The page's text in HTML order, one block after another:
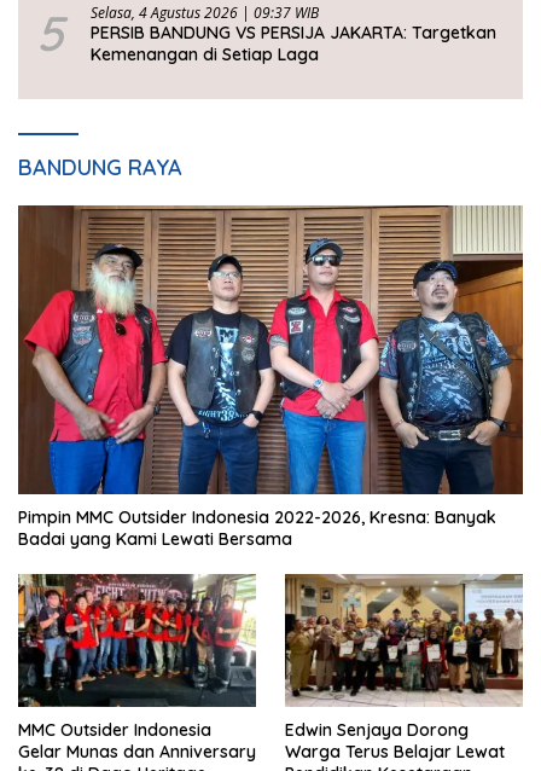
5 Selasa, 4 Agustus 2026 | 09:37 WIB
PERSIB BANDUNG VS PERSIJA JAKARTA: Targetkan
Kemenangan di Setiap Laga
BANDUNG RAYA
Pimpin MMC Outsider Indonesia 2022-2026, Kresna: Banyak
Badai yang Kami Lewati Bersama
MMC Outsider Indonesia
Gelar Munas dan Anniversary
Edwin Senjaya Dorong
Warga Terus Belajar Lewat